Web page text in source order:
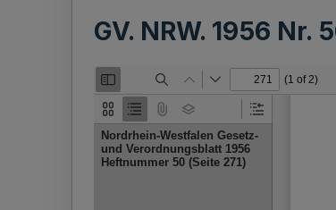
GV. NRW. 1956 Nr.